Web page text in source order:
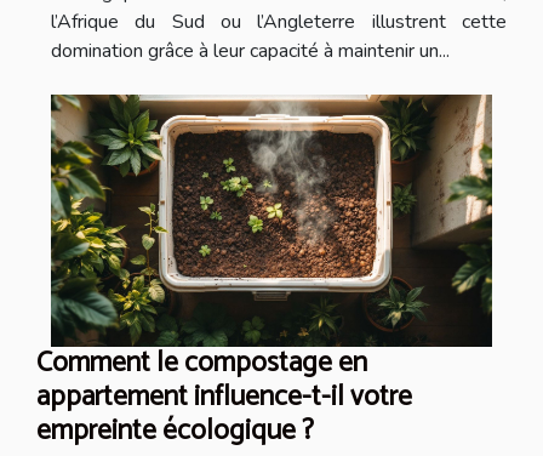
l’Afrique du Sud ou l’Angleterre illustrent cette
domination grâce à leur capacité à maintenir un...
Comment le compostage en
appartement influence-t-il votre
empreinte écologique ?